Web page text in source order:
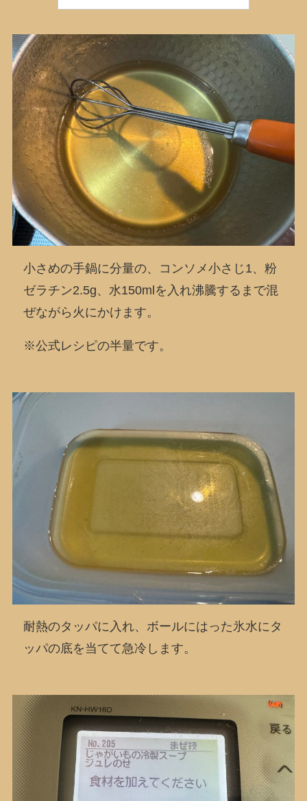
小さめの手鍋に分量の、コンソメ小さじ1、粉
ゼラチン2.5g、水150mlを入れ沸騰するまで混
ぜながら火にかけます。
※公式レシピの半量です。
耐熱のタッパに入れ、ボールにはった氷水にタ
ッパの底を当てて急冷します。